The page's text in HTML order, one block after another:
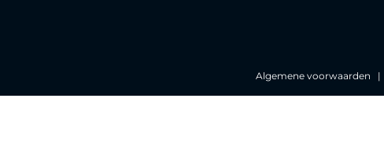
Algemene voorwaarden